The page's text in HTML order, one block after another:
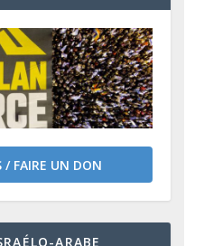
/ FAIRE UN DON
ARABE